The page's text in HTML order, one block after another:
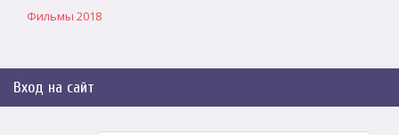
Фильмы 2018
Вход на сайт